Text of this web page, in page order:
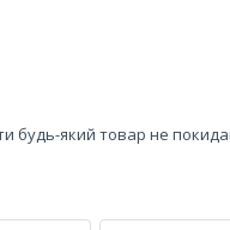
будь-який товар не